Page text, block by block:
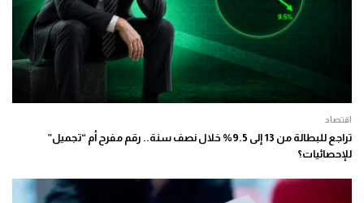
اقتصاد
تراجع للبطالة من 13 إلى 9.5% خلال نصف سنة.. رقم مفرح أم “تجميل”
للإحصائيات؟